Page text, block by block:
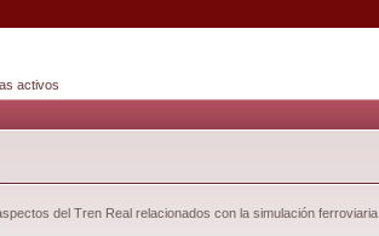
activos
del Tren Real relacionados con la simulación ferroviaria